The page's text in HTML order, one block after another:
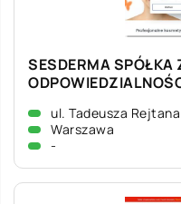
SESDERMA SPÓŁKA
ul. Tadeusza Rejtana
Warszawa
-